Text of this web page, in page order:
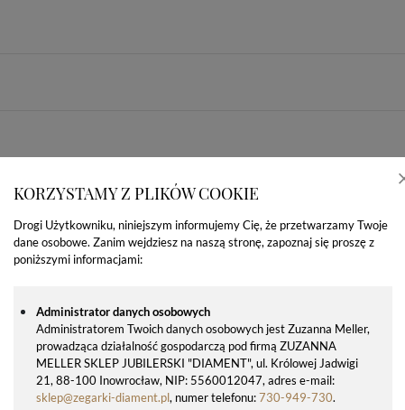
KORZYSTAMY Z PLIKÓW COOKIE
Drogi Użytkowniku, niniejszym informujemy Cię, że przetwarzamy Twoje
dane osobowe. Zanim wejdziesz na naszą stronę, zapoznaj się proszę z
poniższymi informacjami:
Administrator danych osobowych
Administratorem Twoich danych osobowych jest Zuzanna Meller,
prowadząca działalność gospodarczą pod firmą ZUZANNA
MELLER SKLEP JUBILERSKI "DIAMENT", ul. Królowej Jadwigi
21, 88-100 Inowrocław, NIP: 5560012047, adres e-mail:
sklep@zegarki-diament.pl, numer telefonu:730-949-730.
OSTATNIO OGLĄDANE PRODUKTY